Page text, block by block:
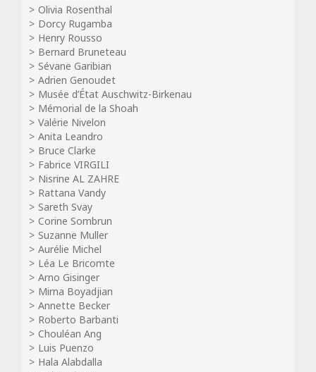
Olivia Rosenthal
Dorcy Rugamba
Henry Rousso
Bernard Bruneteau
Sévane Garibian
Adrien Genoudet
Musée d’État Auschwitz-Birkenau
Mémorial de la Shoah
Valérie Nivelon
Anita Leandro
Bruce Clarke
Fabrice VIRGILI
Nisrine AL ZAHRE
Rattana Vandy
Sareth Svay
Corine Sombrun
Suzanne Muller
Aurélie Michel
Léa Le Bricomte
Arno Gisinger
Mirna Boyadjian
Annette Becker
Roberto Barbanti
Chouléan Ang
Luis Puenzo
Hala Alabdalla